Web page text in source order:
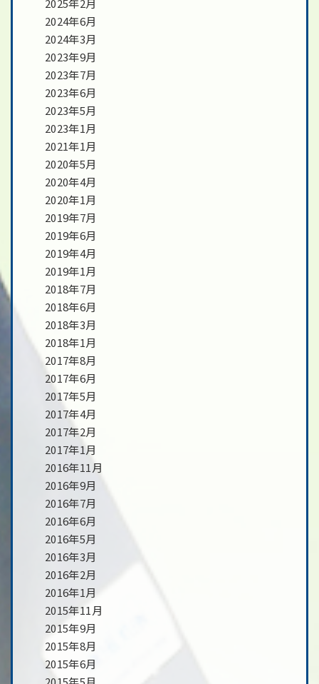
2025年2月
2024年6月
2024年3月
2023年9月
2023年7月
2023年6月
2023年5月
2023年1月
2021年1月
2020年5月
2020年4月
2020年1月
2019年7月
2019年6月
2019年4月
2019年1月
2018年7月
2018年6月
2018年3月
2018年1月
2017年8月
2017年6月
2017年5月
2017年4月
2017年2月
2017年1月
2016年11月
2016年9月
2016年7月
2016年6月
2016年5月
2016年3月
2016年2月
2016年1月
2015年11月
2015年9月
2015年8月
2015年6月